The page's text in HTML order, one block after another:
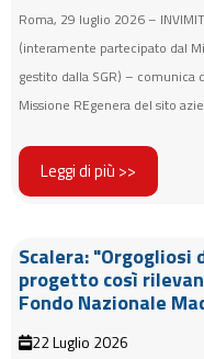
Roma, 29 luglio 2026 –
(interamente partecipato dal
gestito dalla SGR) –
Missione REgenera del sito
Leggi di più >>
Scalera:
progetto così
Fondo Nazionale
22 Luglio 2026